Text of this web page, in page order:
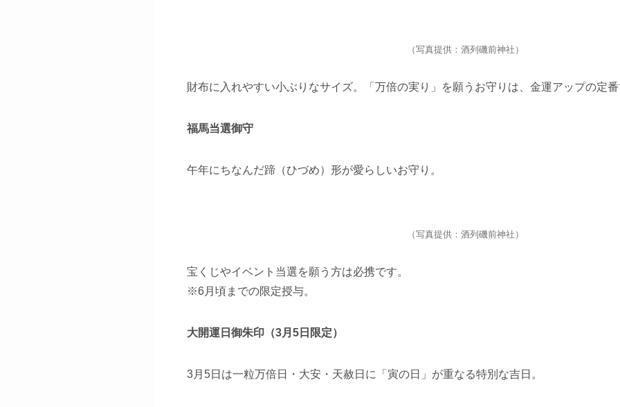
（写真提供：酒列磯前神社）
財布に入れやすい小ぶりなサイズ。「万倍の実り」を願うお守りは、金運アップの定
福馬当選御守
午年にちなんだ蹄（ひづめ）形が愛らしいお守り。
（写真提供：酒列磯前神社）
宝くじやイベント当選を願う方は必携です。
※6月頃までの限定授与。
大開運日御朱印（3月5日限定）
3月5日は一粒万倍日・大安・天赦日に「寅の日」が重なる特別な吉日。